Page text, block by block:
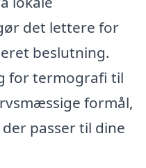
det lettere for
beslutning.
for termografi til
formål,
passer til dine